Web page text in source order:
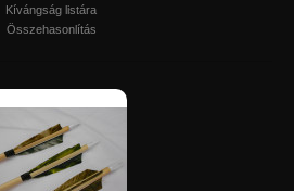
Kívángság listára
Összehasonlítás